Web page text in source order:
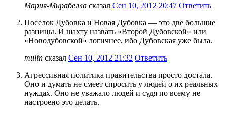
Мария-Мирабелла сказал Сен 10, 2012 20:47 Ответить
Поселок Дубовка и Новая Дубовка — это две большие
разницы. И шахту назвать «Второй Дубовской» или
«Новодубовской» логичнее, ибо Дубовская уже была.
mulin сказал Сен 10, 2012 21:32 Ответить
Агрессивная политика правительства просто достала.
Оно и думать не смеет спросить у людей о их реальных
нуждах. Оно не уважало людей и судя по всему не
настроено это делать.